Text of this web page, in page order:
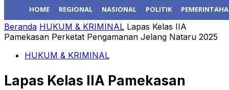
HOME REGIONAL NASIONAL POLITIK
Beranda HUKUM & KRIMINAL Lapas Kelas IIA
Pamekasan Perketat Pengamanan Jelang Nataru 2025
HUKUM & KRIMINAL
Lapas Kelas IIA Pamekasan